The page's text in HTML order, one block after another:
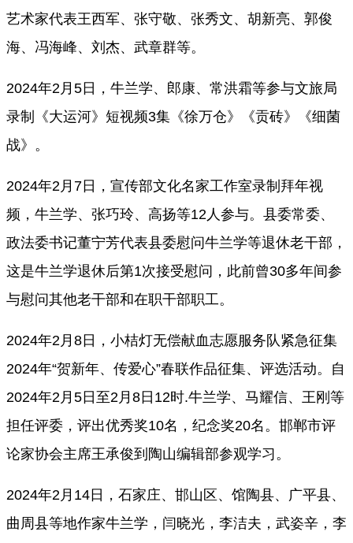
艺术家代表王西军、张守敬、张秀文、胡新亮、郭俊
海、冯海峰、刘杰、武章群等。
2024年2月5日，牛兰学、郎康、常洪霜等参与文旅局
录制《大运河》短视频3集《徐万仓》《贡砖》《细菌
战》。
2024年2月7日，宣传部文化名家工作室录制拜年视
频，牛兰学、张巧玲、高扬等12人参与。县委常委、
政法委书记董宁芳代表县委慰问牛兰学等退休老干部，
这是牛兰学退休后第1次接受慰问，此前曾30多年间参
与慰问其他老干部和在职干部职工。
2024年2月8日，小桔灯无偿献血志愿服务队紧急征集
2024年“贺新年、传爱心”春联作品征集、评选活动。自
2024年2月5日至2月8日12时.牛兰学、马耀信、王刚等
担任评委，评出优秀奖10名，纪念奖20名。邯郸市评
论家协会主席王承俊到陶山编辑部参观学习。
2024年2月14日，石家庄、邯山区、馆陶县、广平县、
曲周县等地作家牛兰学，闫晓光，李洁夫，武姿辛，李